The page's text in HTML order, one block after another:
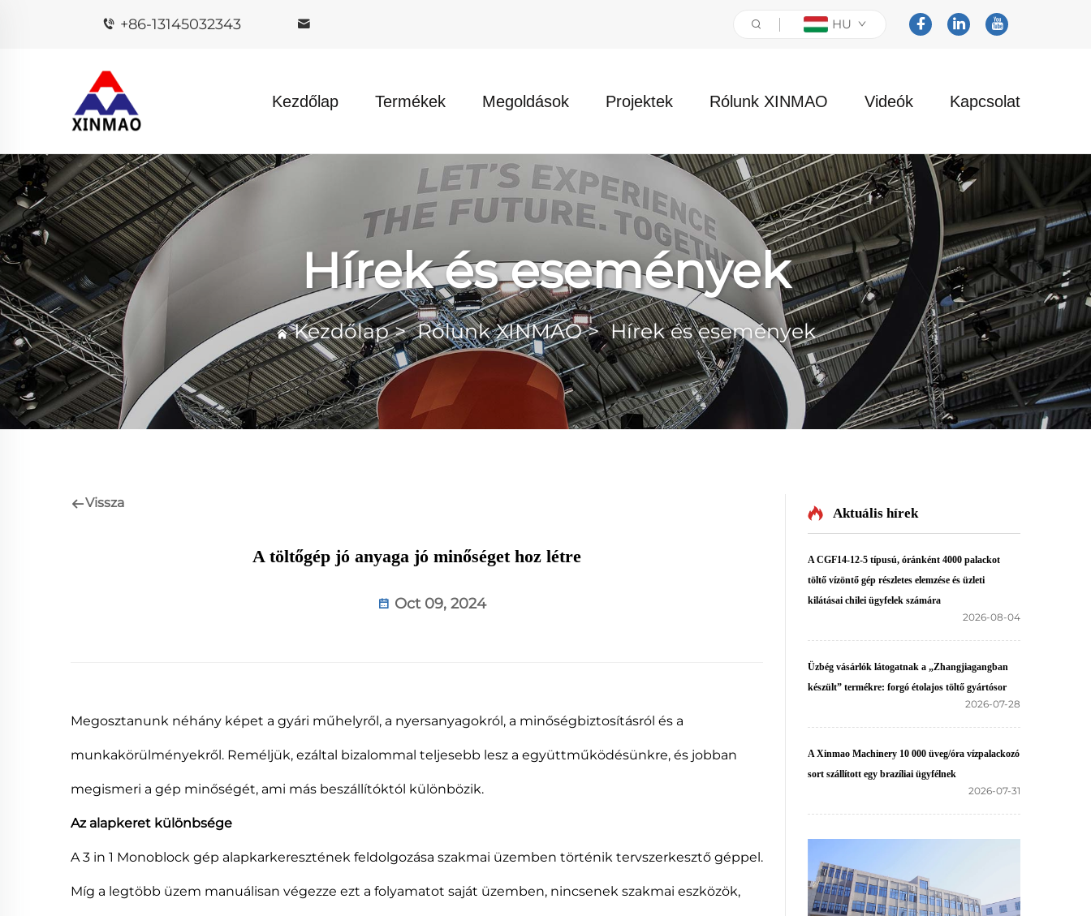
+86-13145032343 HU
Kezdőlap Termékek Megoldások Projektek Rólunk XINMAO Videók Kapcsolat
Hírek és események
Kezdőlap>Rólunk XINMAO>Hírek és események
Vissza
A töltőgép jó anyaga jó minőséget hoz létre
Oct 09, 2024
Megosztanunk néhány képet a gyári műhelyről, a nyersanyagokról, a minőségbiztosításról és a
munkakörülményekről. Reméljük, ezáltal bizalommal teljesebb lesz a együttműködésünkre, és jobban
megismeri a gép minőségét, ami más beszállítóktól különbözik.
Az alapkeret különbsége
A 3 in 1 Monoblock gép alapkarkeresztének feldolgozása szakmai üzemben történik tervszerkesztő géppel.
Míg a legtöbb üzem manuálisan végezze ezt a folyamatot saját üzemben, nincsenek szakmai eszközök,
Aktuális hírek
A CGF14-12-5 típusú, óránként 4000 palackot
töltő vízöntő gép részletes elemzése és üzleti
kilátásai chilei ügyfelek számára
2026-08-04
Üzbég vásárlók látogatnak a „Zhangjiagangban
készült” termékre: forgó étolajos töltő gyártósor
2026-07-28
A Xinmao Machinery 10 000 üveg/óra vízpalackozó
sort szállított egy brazíliai ügyfélnek
2026-07-31